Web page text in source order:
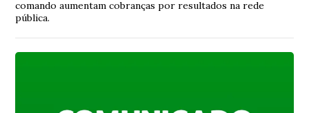
comando aumentam cobranças por resultados na rede
pública.